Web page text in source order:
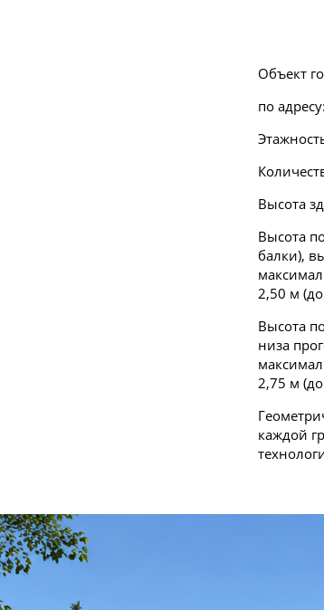
Объект
по
Высота
Высота
балки),
2,50 м
Высота
низа
2,75 м
каждой